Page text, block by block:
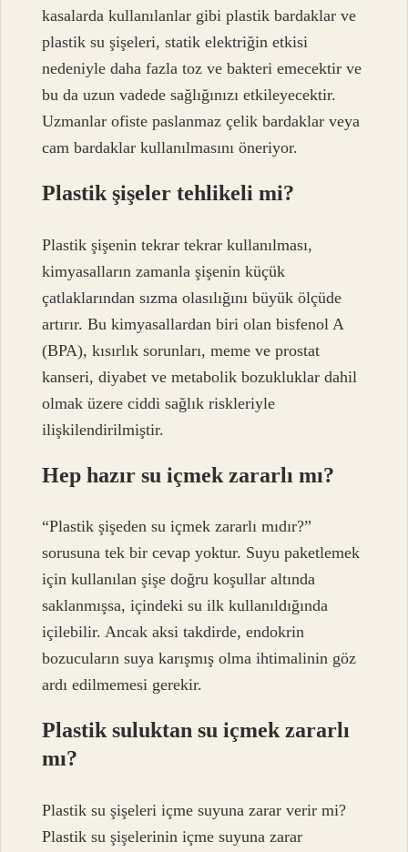
kasalarda kullanılanlar gibi plastik bardaklar ve
plastik su şişeleri, statik elektriğin etkisi
nedeniyle daha fazla toz ve bakteri emecektir ve
bu da uzun vadede sağlığınızı etkileyecektir.
Uzmanlar ofiste paslanmaz çelik bardaklar veya
cam bardaklar kullanılmasını öneriyor.
Plastik şişeler tehlikeli mi?
Plastik şişenin tekrar tekrar kullanılması,
kimyasalların zamanla şişenin küçük
çatlaklarından sızma olasılığını büyük ölçüde
artırır. Bu kimyasallardan biri olan bisfenol A
(BPA), kısırlık sorunları, meme ve prostat
kanseri, diyabet ve metabolik bozukluklar dahil
olmak üzere ciddi sağlık riskleriyle
ilişkilendirilmiştir.
Hep hazır su içmek zararlı mı?
“Plastik şişeden su içmek zararlı mıdır?”
sorusuna tek bir cevap yoktur. Suyu paketlemek
için kullanılan şişe doğru koşullar altında
saklanmışsa, içindeki su ilk kullanıldığında
içilebilir. Ancak aksi takdirde, endokrin
bozucuların suya karışmış olma ihtimalinin göz
ardı edilmemesi gerekir.
Plastik suluktan su içmek zararlı
mı?
Plastik su şişeleri içme suyuna zarar verir mi?
Plastik su şişelerinin içme suyuna zarar